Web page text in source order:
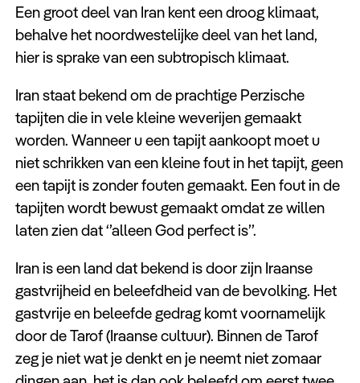
Een groot deel van Iran kent een droog klimaat,
behalve het noordwestelijke deel van het land,
hier is sprake van een subtropisch klimaat.
Iran staat bekend om de prachtige Perzische
tapijten die in vele kleine weverijen gemaakt
worden. Wanneer u een tapijt aankoopt moet u
niet schrikken van een kleine fout in het tapijt, geen
een tapijt is zonder fouten gemaakt. Een fout in de
tapijten wordt bewust gemaakt omdat ze willen
laten zien dat ‘’alleen God perfect is’’.
Iran is een land dat bekend is door zijn Iraanse
gastvrijheid en beleefdheid van de bevolking. Het
gastvrije en beleefde gedrag komt voornamelijk
door de Tarof (Iraanse cultuur). Binnen de Tarof
zeg je niet wat je denkt en je neemt niet zomaar